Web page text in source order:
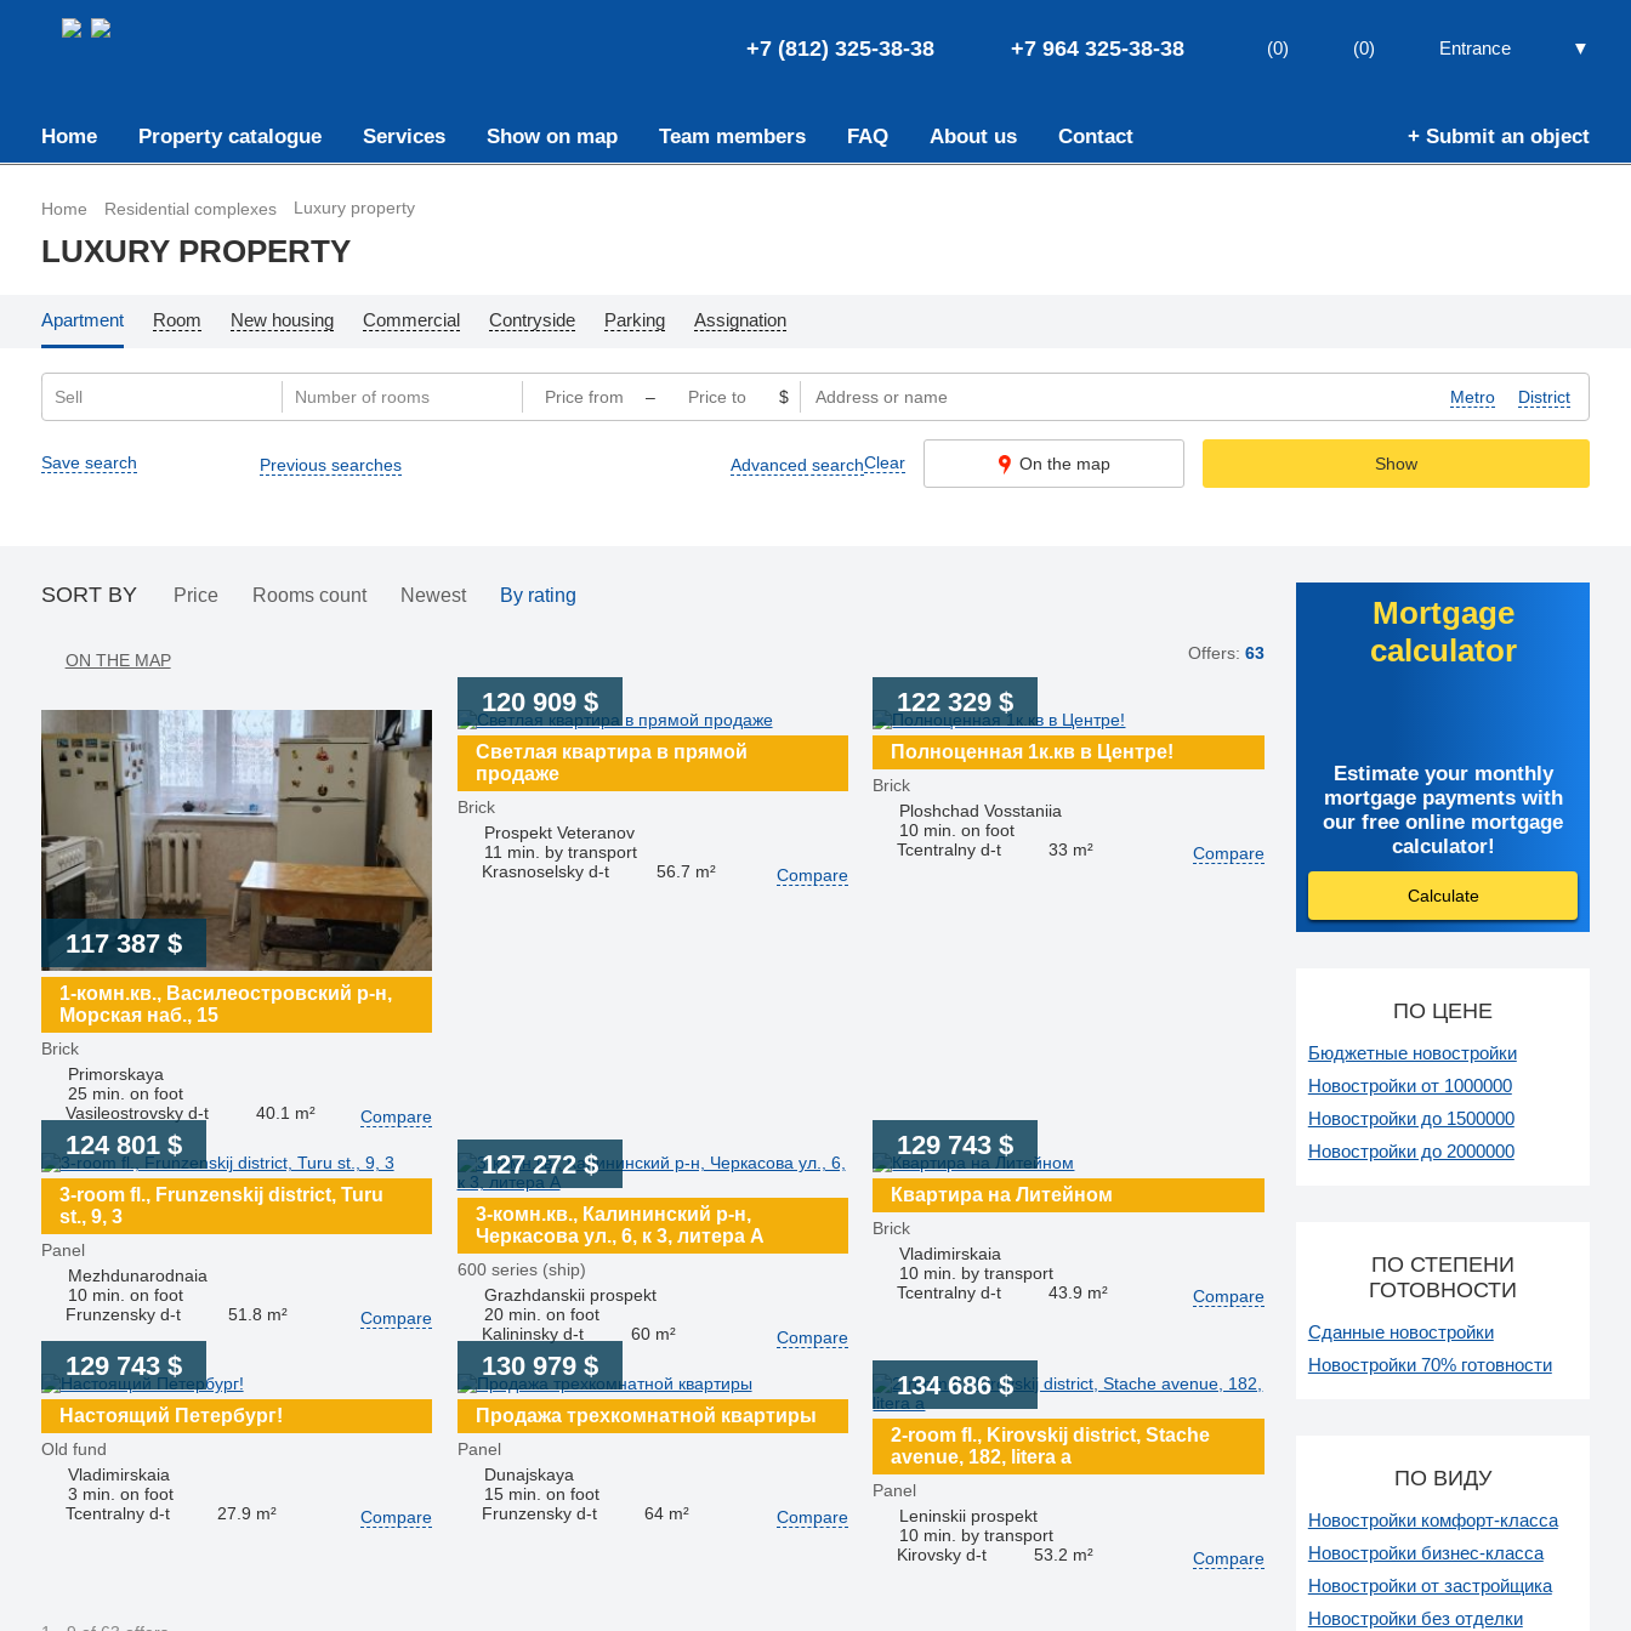
▼
Entrance
(0)
(0)
+7 964 325-38-38
+7 (812) 325-38-38
+ Submit an object
Home Property catalogue Services Show on map Team members FAQ About us Contact
Home Residential complexes Luxury property
LUXURY PROPERTY
Apartment Room New housing Commercial Contryside Parking Assignation
– $ Metro District
Save search Previous searches Advanced searchClear On the map Show
SORT BY Price Rooms count Newest By rating
ON THE MAP Offers: 63
117 387 $
1-комн.кв., Василеостровский р-н,
Морская наб., 15
Brick
Primorskaya
25 min. on foot
Vasileostrovsky d-t
40.1 m² Compare
120 909 $
Светлая квартира в прямой
продаже
Brick
Prospekt Veteranov
11 min. by transport
Krasnoselsky d-t
56.7 m² Compare
122 329 $
Полноценная 1к.кв в Центре!
Brick
Ploshchad Vosstaniia
10 min. on foot
Tcentralny d-t
33 m² Compare
124 801 $
3-room fl., Frunzenskij district, Turu
st., 9, 3
Panel
Mezhdunarodnaia
10 min. on foot
Frunzensky d-t
51.8 m² Compare
127 272 $
3-комн.кв., Калининский р-н,
Черкасова ул., 6, к 3, литера А
600 series (ship)
Grazhdanskii prospekt
20 min. on foot
Kalininsky d-t
60 m² Compare
129 743 $
Квартира на Литейном
Brick
Vladimirskaia
10 min. by transport
Tcentralny d-t
43.9 m² Compare
129 743 $
Настоящий Петербург!
Old fund
Vladimirskaia
3 min. on foot
Tcentralny d-t
27.9 m² Compare
130 979 $
Продажа трехкомнатной квартиры
Panel
Dunajskaya
15 min. on foot
Frunzensky d-t
64 m² Compare
134 686 $
2-room fl., Kirovskij district, Stache
avenue, 182, litera a
Panel
Leninskii prospekt
10 min. by transport
Kirovsky d-t
53.2 m² Compare
Mortgage
calculator
Estimate your monthly
mortgage payments with
our free online mortgage
calculator!
Calculate
ПО ЦЕНЕ
Бюджетные новостройки
Новостройки от 1000000
Новостройки до 1500000
Новостройки до 2000000
ПО СТЕПЕНИ
ГОТОВНОСТИ
Сданные новостройки
Новостройки 70% готовности
ПО ВИДУ
Новостройки комфорт-класса
Новостройки бизнес-класса
Новостройки от застройщика
Новостройки без отделки